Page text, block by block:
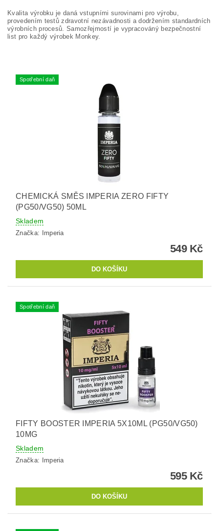
Kvalita výrobku je daná vstupními surovinami pro výrobu,
provedením testů zdravotní nezávadnosti a dodržením standardních
výrobních procesů. Samozřejmostí je vypracováný bezpečnostní
list pro každý výrobek Monkey.
Spotřební daň
CHEMICKÁ SMĚS IMPERIA ZERO FIFTY
(PG50/VG50) 50ML
Skladem
Značka: Imperia
549 Kč
Spotřební daň
FIFTY BOOSTER IMPERIA 5X10ML (PG50/VG50)
10MG
Skladem
Značka: Imperia
595 Kč